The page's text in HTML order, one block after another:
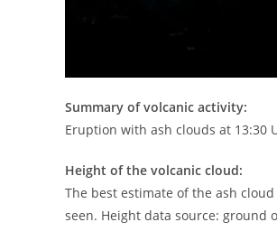
Summary of volcanic activity:
Eruption with ash clouds at 13:30
Height of the volcanic cloud:
The best estimate of the ash
seen. Height data source: ground